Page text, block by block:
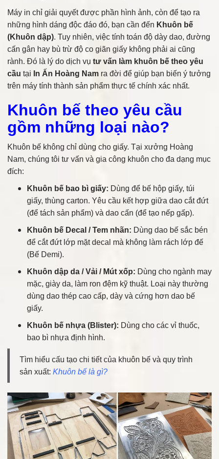
Máy in chỉ giải quyết được phần hình ảnh, còn để tạo ra
những hình dáng độc đáo đó, bạn cần đến Khuôn bế
(Khuôn dập). Tuy nhiên, việc tính toán độ dày dao, đường
cấn gân hay bù trừ độ co giãn giấy không phải ai cũng
rành. Đó là lý do dịch vụ tư vấn làm khuôn bế theo yêu
cầu tại In Ấn Hoàng Nam ra đời để giúp bạn biến ý tưởng
trên máy tính thành sản phẩm thực tế chính xác nhất.
Khuôn bế theo yêu cầu
gồm những loại nào?
Khuôn bế không chỉ dùng cho giấy. Tại xưởng Hoàng
Nam, chúng tôi tư vấn và gia công khuôn cho đa dạng mục
đích:
Khuôn bế bao bì giấy: Dùng để bế hộp giấy, túi
giấy, thùng carton. Yêu cầu kết hợp giữa dao cắt đứt
(để tách sản phẩm) và dao cấn (để tạo nếp gấp).
Khuôn bế Decal / Tem nhãn: Dùng dao bế sắc bén
để cắt đứt lớp mặt decal mà không làm rách lớp đế
(Bế Demi).
Khuôn dập da / Vải / Mút xốp: Dùng cho ngành may
mặc, giày da, làm ron đệm kỹ thuật. Loại này thường
dùng dao thép cao cấp, dày và cứng hơn dao bế
giấy.
Khuôn bế nhựa (Blister): Dùng cho các vỉ thuốc,
bao bì nhựa định hình.
Tìm hiểu cấu tạo chi tiết của khuôn bế và quy trình
sản xuất: Khuôn bế là gì?